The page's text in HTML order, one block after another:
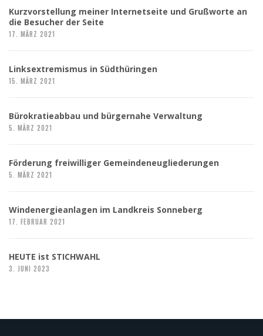
Kurzvorstellung meiner Internetseite und Grußworte an
die Besucher der Seite
17. MÄRZ 2021
Linksextremismus in Südthüringen
15. MÄRZ 2021
Bürokratieabbau und bürgernahe Verwaltung
5. MÄRZ 2021
Förderung freiwilliger Gemeindeneugliederungen
5. MÄRZ 2021
Windenergieanlagen im Landkreis Sonneberg
17. FEBRUAR 2021
HEUTE ist STICHWAHL
3. JUNI 2023